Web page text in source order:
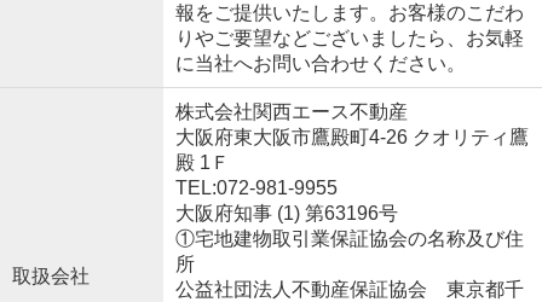
報をご提供いたします。お客様のこだわ
りやご要望などございましたら、お気軽
に当社へお問い合わせください。
取扱会社
株式会社関西エース不動産
大阪府東大阪市鷹殿町4-26 クオリティ鷹
殿 1Ｆ
TEL:072-981-9955
大阪府知事 (1) 第63196号
①宅地建物取引業保証協会の名称及び住
所
公益社団法人不動産保証協会 東京都千